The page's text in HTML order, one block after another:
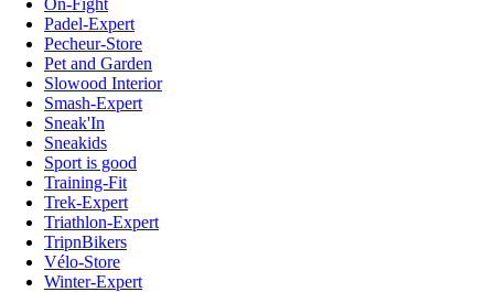
Padel-Expert
Pecheur-Store
Pet and Garden
Slowood Interior
Smash-Expert
Sneak'In
Sneakids
Sport is good
Training-Fit
Trek-Expert
Triathlon-Expert
TripnBikers
Vélo-Store
Winter-Expert